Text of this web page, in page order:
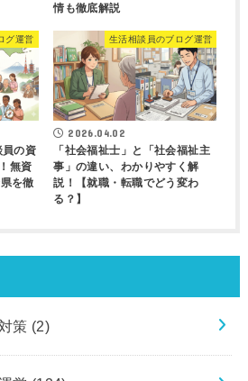
情も徹底解説
グ運営
員の資
無資
を徹
生活相談員のブログ運営
2026.04.02
「社会福祉士」と「社会福祉主
事」の違い、わかりやすく解
説！【就職・転職でどう変わ
る？】
策 (2)